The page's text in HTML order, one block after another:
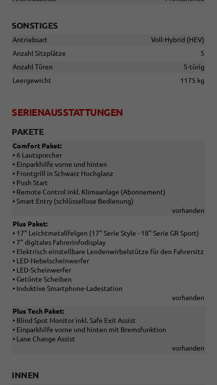
SONSTIGES
Antriebsart
Voll-Hybrid (HEV)
Anzahl Sitzplätze
5
Anzahl Türen
5-türig
Leergewicht
1175 kg
SERIENAUSSTATTUNGEN
PAKETE
Comfort Paket:
• 6 Lautsprecher
• Einparkhilfe vorne und hinten
• Frontgrill in Schwarz Hochglanz
• Push Start
• Remote Control inkl. Klimaanlage (Abonnement)
• Smart Entry (schlüssellose Bedienung)
vorhanden
Plus Paket:
• 17" Leichtmetallfelgen (17" Serie Style - 18" Serie GR Sport)
• 7" digitales Fahrerinfodisplay
• Elektrisch einstellbare Lendenwirbelstütze für den Fahrersitz
• LED-Nebelscheinwerfer
• LED-Scheinwerfer
• Getönte Scheiben
• Induktive Smartphone-Ladestation
vorhanden
Plus Tech Paket:
• Blind Spot Monitor inkl. Safe Exit Assist
• Einparkhilfe vorne und hinten mit Bremsfunktion
• Lane Change Assist
vorhanden
INNEN